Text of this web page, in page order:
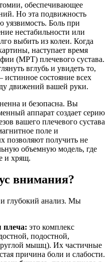
обеспечивающее
Но эта подвижность
Боль при
нестабильности или
выбить из колеи. Когда
наступает время
(МРТ) плечевого сустава.
вглубь и увидеть то,
истинное состояние всех
движений вашей руки.
и безопасна. Вы
аппарат создает серию
вашего плечевого сустава
поле и
позволяют получить не
объемную модель, где
и хрящ.
внимания?
глубокий анализ. Мы
это комплекс
подостной,
мышц). Их частичные
причина боли и слабости.